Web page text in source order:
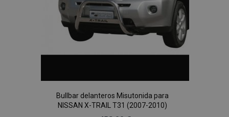
Bullbar delanteros Misutonida para
NISSAN X-TRAIL T31 (2007-2010)